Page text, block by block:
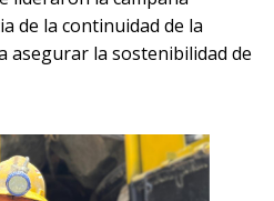
de la continuidad de la
asegurar la sostenibilidad de